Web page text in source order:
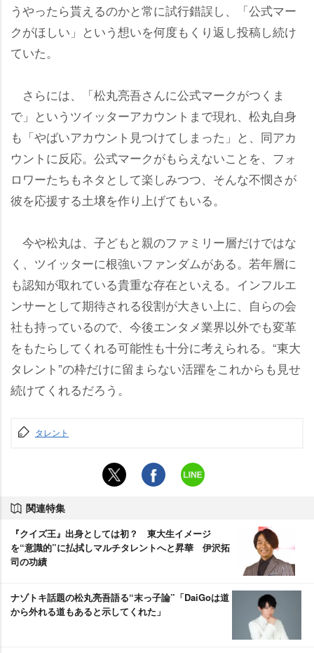
うやったら貰えるのかと常に試行錯誤し、「公式マー
クがほしい」という想いを何度もくり返し投稿し続け
ていた。
さらには、「松丸亮吾さんに公式マークがつくま
で」というツイッターアカウントまで現れ、松丸自身
も「やばいアカウント見つけてしまった」と、同アカ
ウントに反応。公式マークがもらえないことを、フォ
ロワーたちもネタとして楽しみつつ、そんな不憫さが
彼を応援する土壌を作り上げてもいる。
今や松丸は、子どもと親のファミリー層だけではな
く、ツイッターに根強いファンダムがある。若年層に
も認知が取れている貴重な存在といえる。インフルエ
ンサーとして期待される役割が大きい上に、自らの会
社も持っているので、今後エンタメ業界以外でも変革
をもたらしてくれる可能性も十分に考えられる。“東大
タレント”の枠だけに留まらない活躍をこれからも見せ
続けてくれるだろう。
タレント
関連特集
『クイズ王』出身としては初？ 東大生イメージ
を“意識的”に払拭しマルチタレントへと昇華 伊沢拓
司の功績
ナゾトキ話題の松丸亮吾語る“末っ子論”「DaiGoは道
から外れる道もあると示してくれた」